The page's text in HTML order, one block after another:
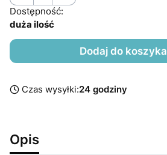
Dostępność:
duża ilość
Dodaj do koszyka
Czas wysyłki:24 godziny
Opis